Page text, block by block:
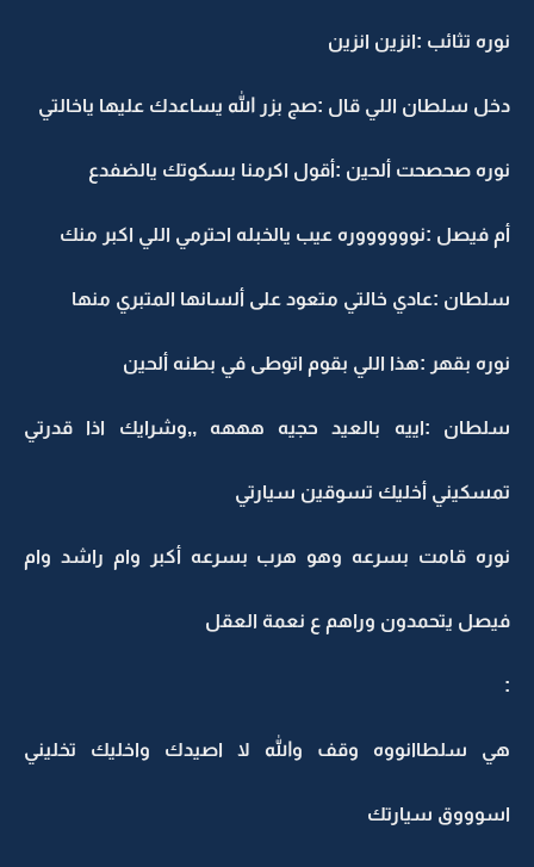
نوره تثائب :انزين انزين
دخل سلطان اللي قال :صج بزر الله يساعدك عليها ياخالتي
نوره صحصحت ألحين :أقول اكرمنا بسكوتك يالضفدع
أم فيصل :نووووووره عيب يالخبله احترمي اللي اكبر منك
سلطان :عادي خالتي متعود على ألسانها المتبري منها
نوره بقهر :هذا اللي بقوم اتوطى في بطنه ألحين
سلطان :اييه بالعيد حجيه هههه ,,وشرايك اذا قدرتي
تمسكيني أخليك تسوقين سيارتي
نوره قامت بسرعه وهو هرب بسرعه أكبر وام راشد وام
فيصل يتحمدون وراهم ع نعمة العقل
:
هي سلطاانووه وقف والله لا اصيدك واخليك تخليني
اسوووق سيارتك